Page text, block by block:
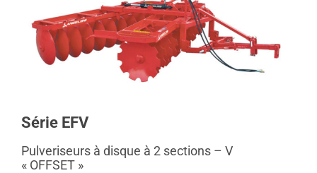
Série EFV
Pulveriseurs à disque à 2 sections – V
« OFFSET »